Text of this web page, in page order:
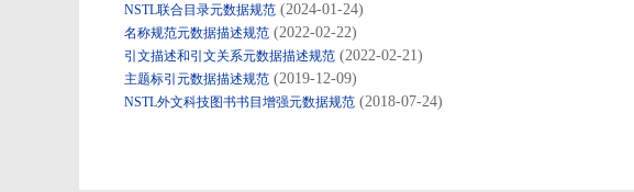
NSTL联合目录元数据规范 (2024-01-24)
名称规范元数据描述规范 (2022-02-22)
引文描述和引文关系元数据描述规范 (2022-02-21)
主题标引元数据描述规范 (2019-12-09)
NSTL外文科技图书书目增强元数据规范 (2018-07-24)